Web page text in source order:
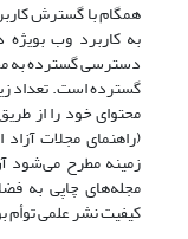
همگام با گسترش
به کاربرد وب
دسترسی گسترده به
گسترده است. تعداد
محتوای خود را از
(راهنمای مجلات آزاد
زمینه مطرح می‌شود
مجله‌های چاپی به
کیفیت نشر علمی